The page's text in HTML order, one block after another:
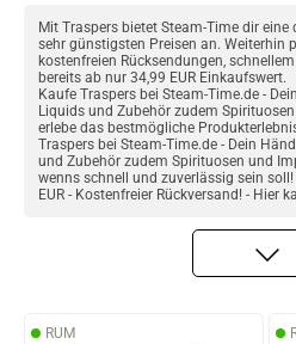
Mit Traspers bietet Steam-Time dir eine
sehr günstigsten Preisen an. Weiterhin
kostenfreien Rücksendungen,
bereits ab nur 34,99 EUR Einkaufswert.
Kaufe Traspers bei Steam-Time.de -
Liquids und Zubehör zudem
erlebe das bestmögliche
Traspers bei Steam-Time.de - Dein
und Zubehör zudem Spirituosen und
wenns schnell und zuverlässig sein
EUR - Kostenfreier Rückversand! - Hier
RUM